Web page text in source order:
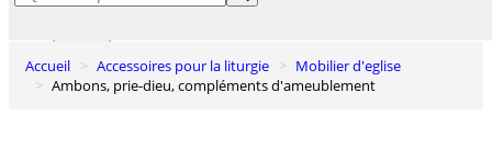
Accueil Accessoires pour la liturgie
Mobilier d'eglise
Ambons, prie-dieu, compléments d'ameublement